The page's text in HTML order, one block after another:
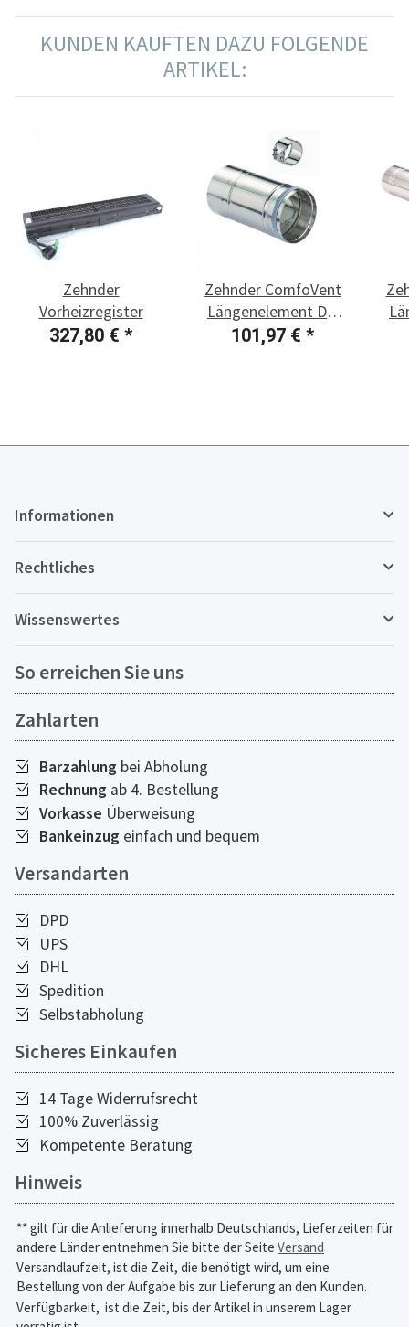
KUNDEN KAUFTEN DAZU FOLGENDE
ARTIKEL:
Zehnder
Vorheizregister
327,80 € *
Zehnder ComfoVent
Längenelement DN
180, L = 360 mm
101,97 € *
Informationen
Rechtliches
Wissenswertes
So erreichen Sie uns
Zahlarten
Barzahlung bei Abholung
Rechnung ab 4. Bestellung
Vorkasse Überweisung
Bankeinzug einfach und bequem
Versandarten
DPD
UPS
DHL
Spedition
Selbstabholung
Sicheres Einkaufen
14 Tage Widerrufsrecht
100% Zuverlässig
Kompetente Beratung
Hinweis
** gilt für die Anlieferung innerhalb Deutschlands, Lieferzeiten für
andere Länder entnehmen Sie bitte der Seite Versand
Versandlaufzeit, ist die Zeit, die benötigt wird, um eine
Bestellung von der Aufgabe bis zur Lieferung an den Kunden.
Verfügbarkeit, ist die Zeit, bis der Artikel in unserem Lager